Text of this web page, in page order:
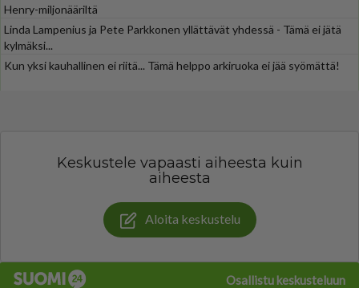
Henry-miljonääriltä
Linda Lampenius ja Pete Parkkonen yllättävät yhdessä - Tämä ei jätä
kylmäksi...
Kun yksi kauhallinen ei riitä... Tämä helppo arkiruoka ei jää syömättä!
Keskustele vapaasti aiheesta kuin
aiheesta
Aloita keskustelu
Osallistu keskusteluun